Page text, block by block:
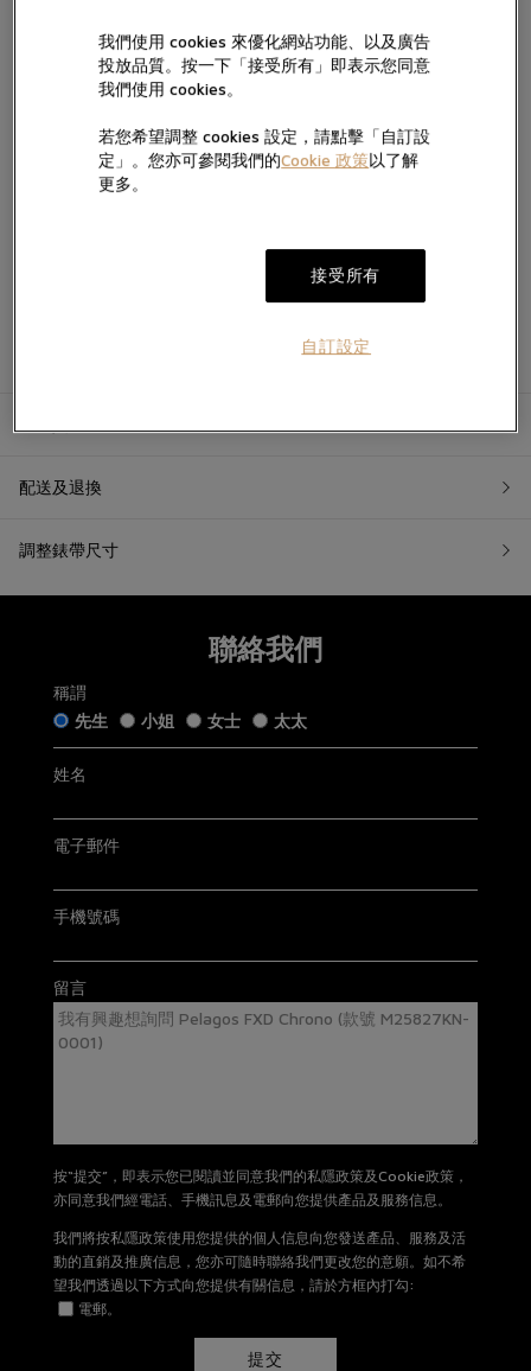
並配備自行車運動專用的測速計刻度，不僅滿足該運動的嚴苛要
求，更方便車手操作。
按“提交”，即表示您已閱讀並同意我們的私隱政策及Cookie政策，亦
同意我們經電話、手機訊息及電郵向您提供產品及服務信息。
的直銷及推廣信息，您亦可隨時聯絡我們更改您的意願。如不希望我
們透過以下方式向您提供有關信息，請於方框內打勾:
電郵。
五年保用證
Tudor五年保用以保用證上日期起計 (保用證上日期按銷售發票
或聯繫我們的客戶服務。所有退回商品都必須處於「原銷售狀
態」。我們收到您的退換貨申請後會盡快跟進。
仍保留完好的原廠包裝及未移除的保護膜，齊備附帶的帝舵
手錶盒連白色紙套﹑帝舵保用證﹑帝舵保用小冊子﹑帝舵中
無任何程度損毁。
星期一至星期日: 11AM -8PM
配送及退換
調整錶帶尺寸
聯絡我們
稱謂
先生
小姐 女士 太太
姓名
電子郵件
手機號碼
留言
按“提交”，即表示您已閱讀並同意我們的私隱政策及Cookie政策，
亦同意我們經電話、手機訊息及電郵向您提供產品及服務信息。
我們將按私隱政策使用您提供的個人信息向您發送產品、服務及活
動的直銷及推廣信息，您亦可隨時聯絡我們更改您的意願。如不希
望我們透過以下方式向您提供有關信息，請於方框內打勾:
電郵。
提交
我們使用 cookies 來優化網站功能、以及廣告
投放品質。按一下「接受所有」即表示您同意
我們使用 cookies。
若您希望調整 cookies 設定，請點擊「自訂設
定」。您亦可參閱我們的Cookie 政策以了解
更多。
接受所有
自訂設定